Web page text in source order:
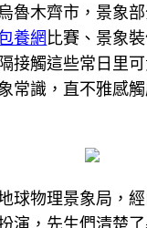
魯木齊市，景象
養網 比賽、景象
接觸這些常日里
常識，直不雅感
球物理景象局，
演，先生們清楚